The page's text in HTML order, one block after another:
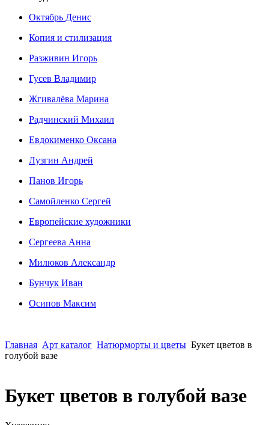
Октябрь Денис
Копия и стилизация
Разживин Игорь
Гусев Владимир
Жгивалёва Марина
Радчинский Михаил
Евдокименко Оксана
Лузгин Андрей
Панов Игорь
Сaмoйленко Сергей
Европейские художники
Сергеева Анна
Милюков Александр
Бунчук Иван
Осипoв Максим
Главная Арт каталог Натюрморты и цветы Букет цветов в
голубой вазе
Букет цветов в голубой вазе